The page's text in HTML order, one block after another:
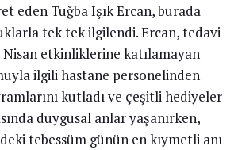
eden Tuğba Işık Ercan, burada
tek tek ilgilendi. Ercan, tedavi
etkinliklerine katılamayan
ilgili hastane personelinden
kutladı ve çeşitli hediyeler
duygusal anlar yaşanırken,
tebessüm günün en kıymetli anı